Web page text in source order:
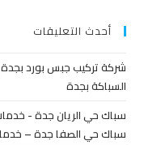
أحدث التعليقات
شركة تركيب جبس بورد بجدة | جودة
السباكة بجدة
سباك حي الريان جدة - خدمات
سباك حي الصفا جدة – خدمات